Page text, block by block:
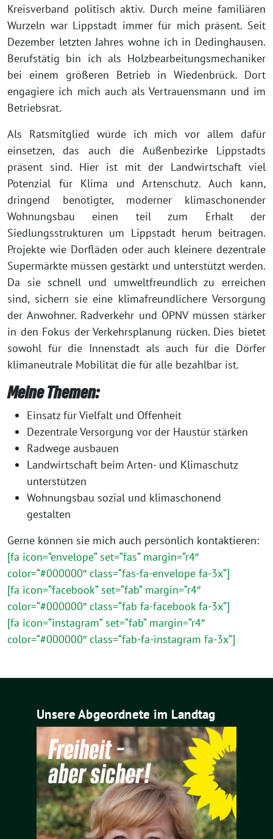
Kreisverband politisch aktiv. Durch meine familiären
Wurzeln war Lippstadt immer für mich präsent. Seit
Dezember letzten Jahres wohne ich in Dedinghausen.
Berufstätig bin ich als Holzbearbeitungsmechaniker
bei einem größeren Betrieb in Wiedenbrück. Dort
engagiere ich mich auch als Vertrauensmann und im
Betriebsrat.
Als Ratsmitglied würde ich mich vor allem dafür
einsetzen, das auch die Außenbezirke Lippstadts
präsent sind. Hier ist mit der Landwirtschaft viel
Potenzial für Klima und Artenschutz. Auch kann,
dringend benötigter, moderner klimaschonender
Wohnungsbau einen teil zum Erhalt der
Siedlungsstrukturen um Lippstadt herum beitragen.
Projekte wie Dorfläden oder auch kleinere dezentrale
Supermärkte müssen gestärkt und unterstützt werden.
Da sie schnell und umweltfreundlich zu erreichen
sind, sichern sie eine klimafreundlichere Versorgung
der Anwohner. Radverkehr und ÖPNV müssen stärker
in den Fokus der Verkehrsplanung rücken. Dies bietet
sowohl für die Innenstadt als auch für die Dörfer
klimaneutrale Mobilität die für alle bezahlbar ist.
Meine Themen:
Einsatz für Vielfalt und Offenheit
Dezentrale Versorgung vor der Haustür stärken
Radwege ausbauen
Landwirtschaft beim Arten- und Klimaschutz
unterstützen
Wohnungsbau sozial und klimaschonend
gestalten
Gerne können sie mich auch persönlich kontaktieren:
[fa icon=“envelope“ set=“fas“ margin=“r4″
color=“#000000″ class=“fas-fa-envelope fa-3x“]
[fa icon=“facebook“ set=“fab“ margin=“r4″
color=“#000000″ class=“fab fa-facebook fa-3x“]
[fa icon=“instagram“ set=“fab“ margin=“r4″
color=“#000000″ class=“fab-fa-instagram fa-3x“]
Unsere Abgeordnete im Landtag